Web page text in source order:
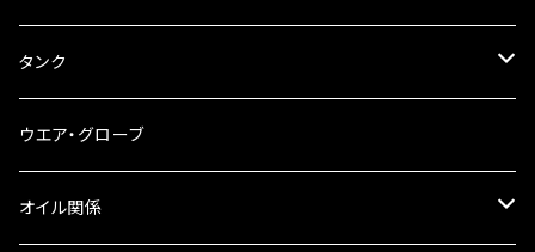
ブレーキ・クラッチレバー
スマホホルダー
サイドバッグ
サイドバッグサポート
リアBOX
USB電源
電装系
タンク
タンク本体
タンクキャップ
ウエア・グローブ
オイル関係